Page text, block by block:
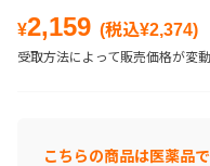
¥2,159 (税込¥2,374)
受取方法によって販売価格が変
こちらの商品は医薬品